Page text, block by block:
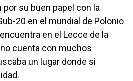
por su buen papel con la
20 en el mundial de Polonio
en el Lecce de la
cuenta con muchos
un lugar donde si